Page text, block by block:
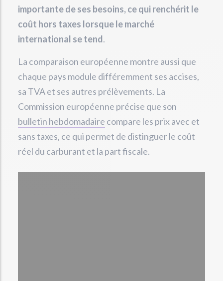
importante de ses besoins, ce qui renchérit le
coût hors taxes lorsque le marché
international se tend.
La comparaison européenne montre aussi que
chaque pays module différemment ses accises,
sa TVA et ses autres prélèvements. La
Commission européenne précise que son
bulletin hebdomadaire compare les prix avec et
sans taxes, ce qui permet de distinguer le coût
réel du carburant et la part fiscale.